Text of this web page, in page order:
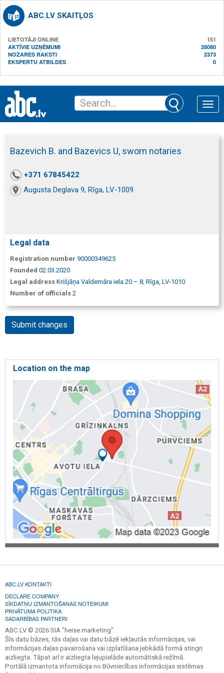
ABC.LV SKAITĻOS
LIETOTĀJI ONLINE
151
AKTĪVIE UZŅĒMUMI
28080
NOZARES RAKSTI
2373
EKSPERTU ATBILDES
0
Toggle
Bazevich B. and Bazevics U, sworn notaries
+371 67845422
Augusta Deglava 9, Rīga, LV-1009
Legal data
Registration number 90000349625
Founded 02.03.2020
Legal address Krišjāņa Valdemāra iela 20 – 8, Rīga, LV-1010
Number of officials 2
Submit changes
Location on the map
ABC.LV KONTAKTI
DECLARE COMPANY
SĪKDATŅU IZMANTOŠANAS NOTEIKUMI
PRIVĀTUMA POLITIKA
SADARBĪBAS PARTNERI
ABC.LV © 2026 SIA "heise marketing".
Šīs datu bāzes, tās daļas vai datu bāzē iekļautās informācijas, vai
informācijas daļas pavairošana vai izplatīšana jebkādā formā stingri
aizliegta. Tāpat arī ir aizliegta lejupielāde automātiskā režīmā.
Portālā izmantota informācija no Būvniecības informācijas sistēmas